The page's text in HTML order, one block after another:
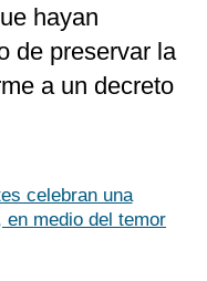
hayan
de preservar la
a un decreto
celebran una
en medio del temor